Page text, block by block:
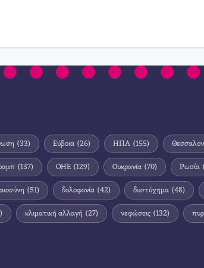
(33) Εύβοια (26) ΗΠΑ (155)
(137) ΟΗΕ (129) Ουκρανία (70) Ρωσία
(51) δολοφονία (42) δυστύχημα (48)
κλιματική αλλαγή (27) νεφώσεις (132)